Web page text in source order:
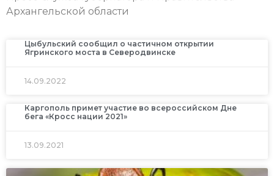
Архангельской области
Цыбульский сообщил о частичном открытии
Ягринского моста в Северодвинске
14.09.2022
Каргополь примет участие во всероссийском Дне
бега «Кросс нации 2021»
13.09.2021